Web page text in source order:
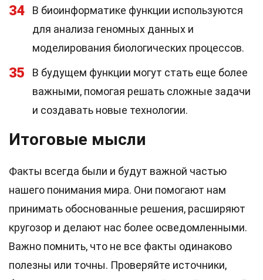
34
В биоинформатике функции используются
для анализа геномных данных и
моделирования биологических процессов.
35
В будущем функции могут стать еще более
важными, помогая решать сложные задачи
и создавать новые технологии.
Итоговые мысли
Факты всегда были и будут важной частью
нашего понимания мира. Они помогают нам
принимать обоснованные решения, расширяют
кругозор и делают нас более осведомленными.
Важно помнить, что не все факты одинаково
полезны или точны. Проверяйте источники,